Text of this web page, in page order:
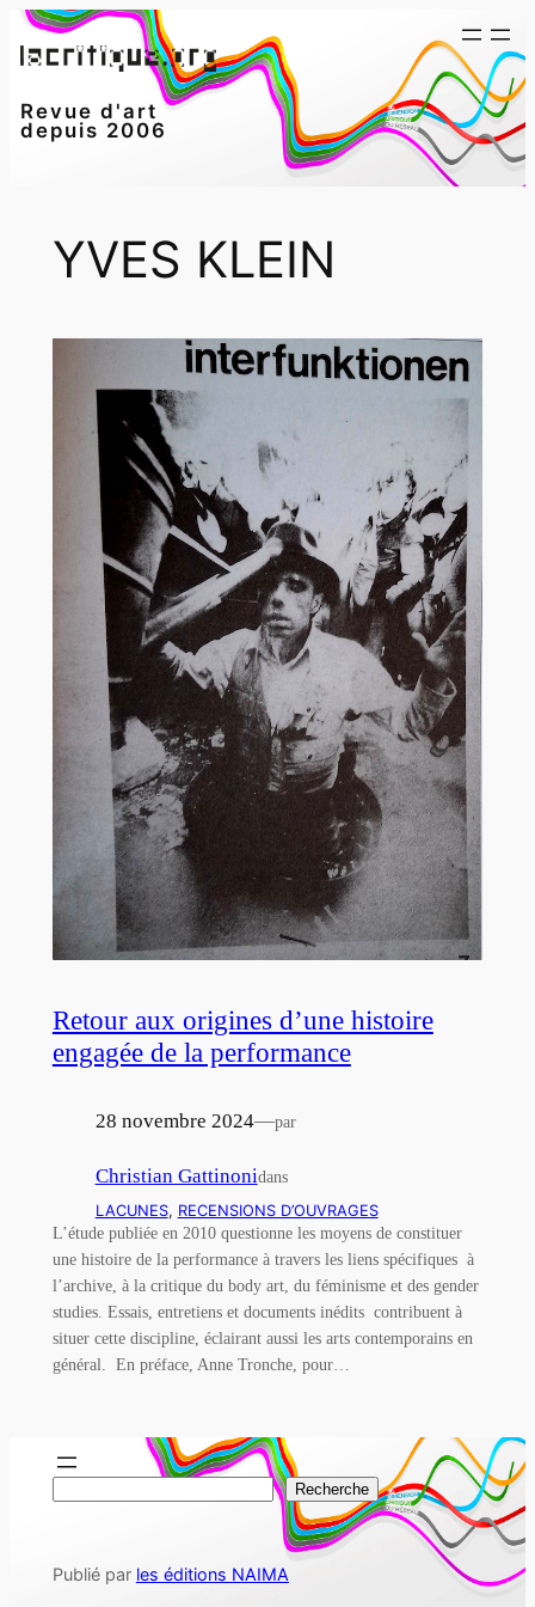
Aller
au
Revue d'art
depuis 2006
YVES KLEIN
Retour aux origines d’une histoire
engagée de la performance
28 novembre 2024—par
Christian Gattinonidans
LACUNES, RECENSIONS D’OUVRAGES
L’étude publiée en 2010 questionne les moyens de constituer
une histoire de la performance à travers les liens spécifiques à
l’archive, à la critique du body art, du féminisme et des gender
studies. Essais, entretiens et documents inédits contribuent à
situer cette discipline, éclairant aussi les arts contemporains en
général. En préface, Anne Tronche, pour…
h
Recherche
Publié par les éditions NAIMA